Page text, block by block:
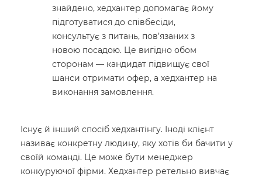
знайдено, хедхантер допомагає йому
підготуватися до співбесіди,
консультує з питань, пов’язаних з
новою посадою. Це вигідно обом
сторонам — кандидат підвищує свої
шанси отримати офер, а хедхантер на
виконання замовлення.
Існує й інший спосіб хедхантінгу. Іноді клієнт
називає конкретну людину, яку хотів би бачити у
своїй команді. Це може бути менеджер
конкуруючої фірми. Хедхантер ретельно вивчає